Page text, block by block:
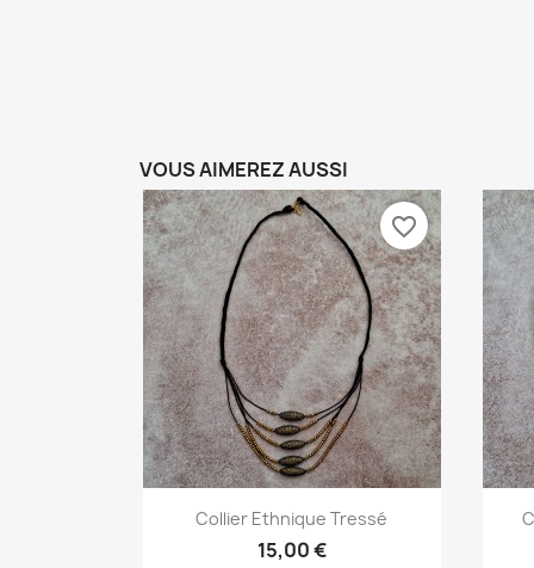
VOUS AIMEREZ AUSSI
Aperçu rapide
Collier Ethnique Tressé
15,00 €
favorite_border